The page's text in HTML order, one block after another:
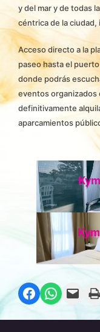
y del mar y de todas
céntrica de la ciudad,
Acceso directo a la
paseo hasta el
donde podrás
eventos
definitivamente
aparcamientos
Compartir en Facebook
Compartir en
Envía esta